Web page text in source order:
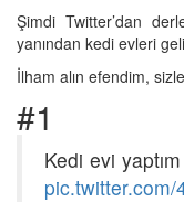
Şimdi Twitter’dan
yanından kedi evleri
İlham alın efendim,
#1
Kedi evi
pic.twitter.com/